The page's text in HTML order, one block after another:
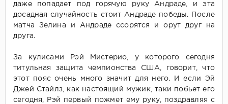
даже попадает под горячую руку Андраде, и эта
досадная случайность стоит Андраде победы. После
матча Зелина и Андраде ссорятся и орут друг на
друга.
За кулисами Рэй Мистерио, у которого сегодня
титульная защита чемпионства США, говорит, что
этот пояс очень много значит для него. И если Эй
Джей Стайлз, как настоящий мужик, таки побьет его
сегодня, Рэй первый пожмет ему руку, поздравляя с